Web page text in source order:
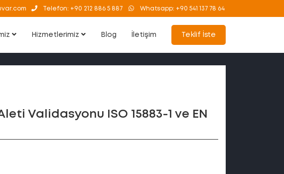
Whatsapp: +90 541 137 78 64
Telefon: +90 212 886 5 887
Hizmetlerimiz Blog İletişim Teklif İste
Validasyonu ISO 15883-1 ve EN